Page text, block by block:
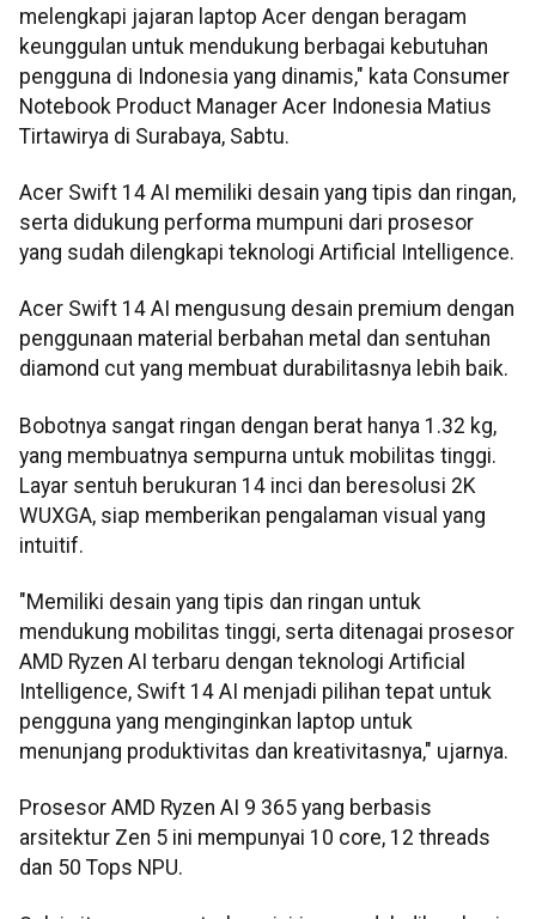
melengkapi jajaran laptop Acer dengan beragam
keunggulan untuk mendukung berbagai kebutuhan
pengguna di Indonesia yang dinamis," kata Consumer
Notebook Product Manager Acer Indonesia Matius
Tirtawirya di Surabaya, Sabtu.
Acer Swift 14 AI memiliki desain yang tipis dan ringan,
serta didukung performa mumpuni dari prosesor
yang sudah dilengkapi teknologi Artificial Intelligence.
Acer Swift 14 AI mengusung desain premium dengan
penggunaan material berbahan metal dan sentuhan
diamond cut yang membuat durabilitasnya lebih baik.
Bobotnya sangat ringan dengan berat hanya 1.32 kg,
yang membuatnya sempurna untuk mobilitas tinggi.
Layar sentuh berukuran 14 inci dan beresolusi 2K
WUXGA, siap memberikan pengalaman visual yang
intuitif.
"Memiliki desain yang tipis dan ringan untuk
mendukung mobilitas tinggi, serta ditenagai prosesor
AMD Ryzen AI terbaru dengan teknologi Artificial
Intelligence, Swift 14 AI menjadi pilihan tepat untuk
pengguna yang menginginkan laptop untuk
menunjang produktivitas dan kreativitasnya," ujarnya.
Prosesor AMD Ryzen AI 9 365 yang berbasis
arsitektur Zen 5 ini mempunyai 10 core, 12 threads
dan 50 Tops NPU.